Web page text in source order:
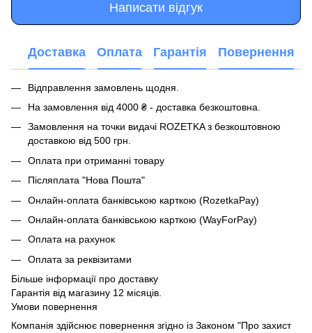
Написати відгук
Доставка Оплата Гарантія Повернення
Відправлення замовлень щодня.
На замовлення від 4000 ₴ - доставка безкоштовна.
Замовлення на точки видачі ROZETKA з безкоштовною
доставкою від 500 грн.
Оплата при отриманні товару
Післяплата "Нова Пошта"
Онлайн-оплата банківською карткою (RozetkaPay)
Онлайн-оплата банківською карткою (WayForPay)
Оплата на рахунок
Оплата за реквізитами
Більше інформації про доставку
Гарантія від магазину 12 місяців.
Умови повернення
Компанія здійснює повернення згідно із Законом "Про захист